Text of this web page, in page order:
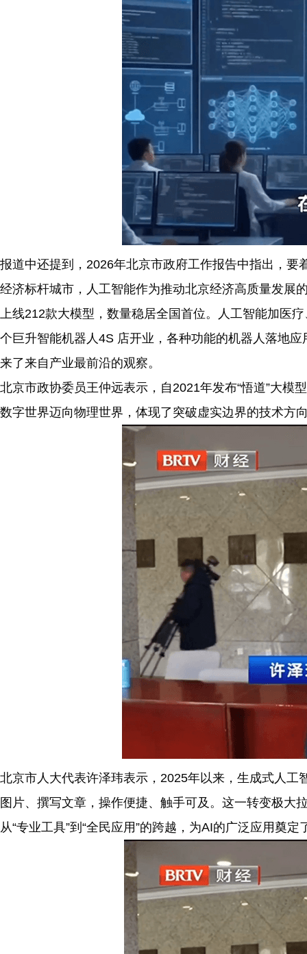
报道中还提到，2026年北京市政府工作报告中指出，
经济标杆城市，人工智能作为推动北京经济高质量发展
上线212款大模型，数量稳居全国首位。人工智能加医
个巨升智能机器人4S 店开业，各种功能的机器人落地
来了来自产业最前沿的观察。
北京市政协委员王仲远表示，自2021年发布“悟道”大模
数字世界迈向物理世界，体现了突破虚实边界的技术方
北京市人大代表许泽玮表示，2025年以来，生成式人
图片、撰写文章，操作便捷、触手可及。这一转变极大
从“专业工具”到“全民应用”的跨越，为AI的广泛应用奠